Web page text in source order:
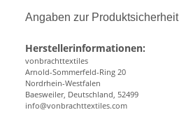
Angaben zur Produktsicherheit
Herstellerinformationen:
vonbrachttextiles
Arnold-Sommerfeld-Ring 20
Nordrhein-Westfalen
Baesweiler, Deutschland, 52499
info@vonbrachttextiles.com